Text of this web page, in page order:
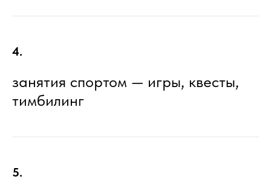
4.
занятия спортом — игры, квесты,
тимбилинг
5.